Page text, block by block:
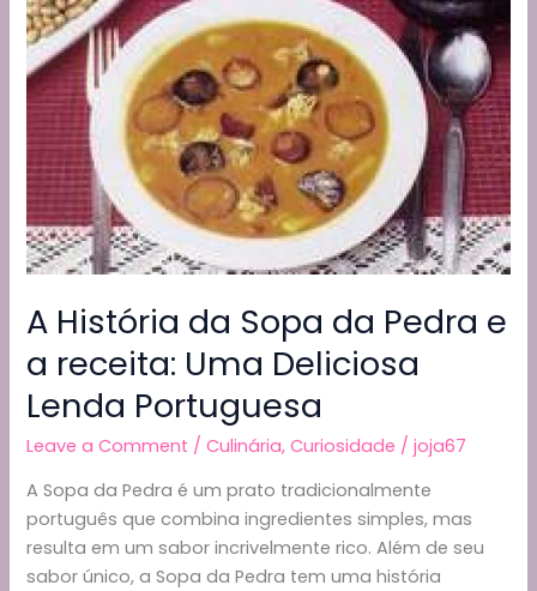
A História da Sopa da Pedra e
a receita: Uma Deliciosa
Lenda Portuguesa
Leave a Comment /Culinária,Curiosidade /joja67
A Sopa da Pedra é um prato tradicionalmente
português que combina ingredientes simples, mas
resulta em um sabor incrivelmente rico. Além de seu
sabor único, a Sopa da Pedra tem uma história